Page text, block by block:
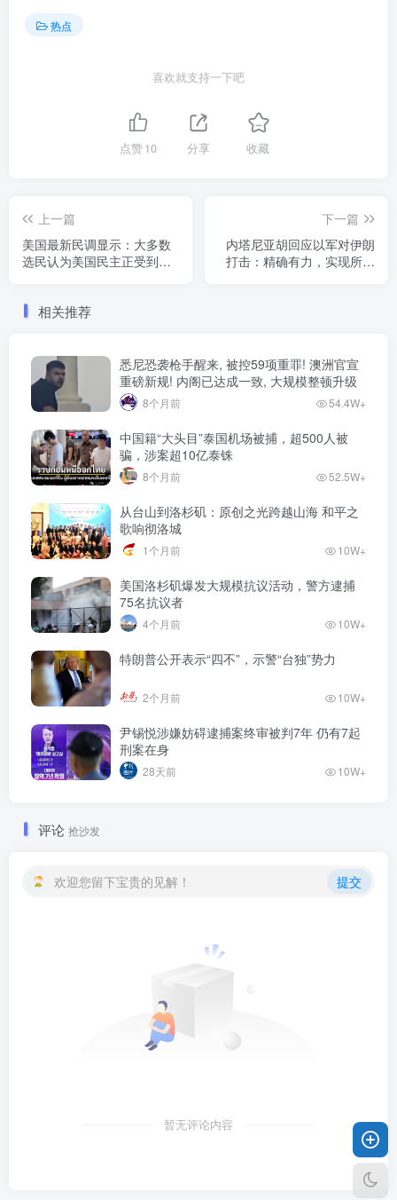
热点
喜欢就支持一下吧
点赞10 分享 收藏
上一篇
美国最新民调显示：大多数
选民认为美国民主正受到威
下一篇
内塔尼亚胡回应以军对伊朗
打击：精确有力，实现所有
相关推荐
悉尼恐袭枪手醒来, 被控59项重罪! 澳洲官宣
重磅新规! 内阁已达成一致, 大规模整顿升级
8个月前 54.4W+
中国籍“大头目”泰国机场被捕，超500人被
骗，涉案超10亿泰铢
8个月前 52.5W+
从台山到洛杉矶：原创之光跨越山海 和平之
歌响彻洛城
1个月前 10W+
美国洛杉矶爆发大规模抗议活动，警方逮捕
75名抗议者
4个月前 10W+
特朗普公开表示“四不”，示警“台独”势力
2个月前 10W+
尹锡悦涉嫌妨碍逮捕案终审被判7年 仍有7起
刑案在身
28天前 10W+
评论 抢沙发
欢迎您留下宝贵的见解！ 提交
暂无评论内容